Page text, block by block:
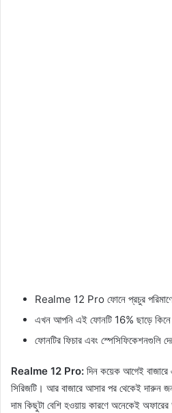
Realme 12 Pro ফোনে প্রচুর পরিমাণে
এখন আপনি এই ফোনটি 16% ছাড়ে কিনে
ফোনটির ফিচার এবং স্পেসিফিকেশনগুলি
Realme 12 Pro: দিন কয়েক আগেই
সিরিজটি। আর বাজারে আসার পর থেকেই দারুন
দাম কিছুটা বেশি হওয়ায় কারণে অনেকেই